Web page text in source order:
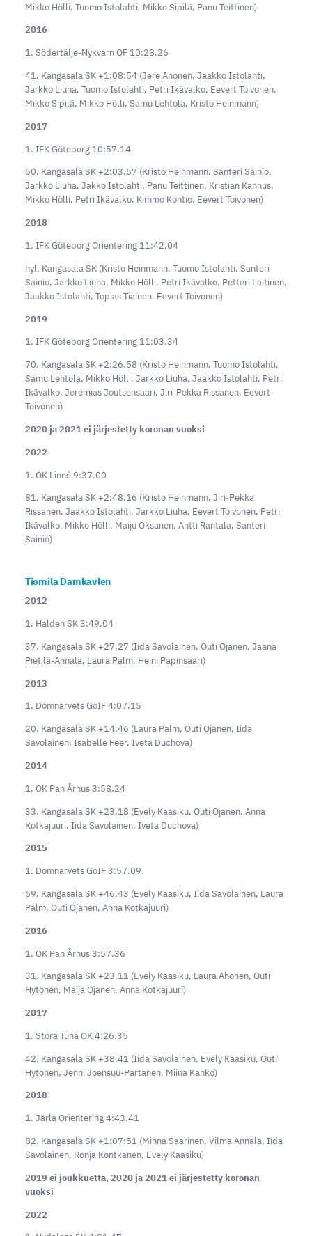
Mikko Hölli, Tuomo Istolahti, Mikko Sipilä, Panu Teittinen)
2016
1. Södertälje-Nykvarn OF 10:28.26
41. Kangasala SK +1:08:54 (Jere Ahonen, Jaakko Istolahti,
Jarkko Liuha, Tuomo Istolahti, Petri Ikävalko, Eevert Toivonen,
Mikko Sipilä, Mikko Hölli, Samu Lehtola, Kristo Heinmann)
2017
1. IFK Göteborg 10:57.14
50. Kangasala SK +2:03.57 (Kristo Heinmann, Santeri Sainio,
Jarkko Liuha, Jakko Istolahti, Panu Teittinen, Kristian Kannus,
Mikko Hölli, Petri Ikävalko, Kimmo Kontio, Eevert Toivonen)
2018
1. IFK Göteborg Orientering 11:42.04
hyl. Kangasala SK (Kristo Heinmann, Tuomo Istolahti, Santeri
Sainio, Jarkko Liuha, Mikko Hölli, Petri Ikävalko, Petteri Laitinen,
Jaakko Istolahti, Topias Tiainen, Eevert Toivonen)
2019
1. IFK Göteborg Orientering 11:03.34
70. Kangasala SK +2:26.58 (Kristo Heinmann, Tuomo Istolahti,
Samu Lehtola, Mikko Hölli, Jarkko Liuha, Jaakko Istolahti, Petri
Ikävalko, Jeremias Joutsensaari, Jiri-Pekka Rissanen, Eevert
Toivonen)
2020 ja 2021 ei järjestetty koronan vuoksi
2022
1. OK Linné 9:37.00
81. Kangasala SK +2:48.16 (Kristo Heinmann, Jiri-Pekka
Rissanen, Jaakko Istolahti, Jarkko Liuha, Eevert Toivonen, Petri
Ikävalko, Mikko Hölli, Maiju Oksanen, Antti Rantala, Santeri
Sainio)
Tiomila Damkavlen
2012
1. Halden SK 3:49.04
37. Kangasala SK +27.27 (Iida Savolainen, Outi Ojanen, Jaana
Pietilä-Annala, Laura Palm, Heini Papinsaari)
2013
1. Domnarvets GoIF 4:07.15
20. Kangasala SK +14.46 (Laura Palm, Outi Ojanen, Iida
Savolainen, Isabelle Feer, Iveta Duchova)
2014
1. OK Pan Århus 3:58.24
33. Kangasala SK +23.18 (Evely Kaasiku, Outi Ojanen, Anna
Kotkajuuri, Iida Savolainen, Iveta Duchova)
2015
1. Domnarvets GoIF 3:57.09
69. Kangasala SK +46.43 (Evely Kaasiku, Iida Savolainen, Laura
Palm, Outi Ojanen, Anna Kotkajuuri)
2016
1. OK Pan Århus 3:57.36
31. Kangasala SK +23.11 (Evely Kaasiku, Laura Ahonen, Outi
Hytönen, Maija Ojanen, Anna Kotkajuuri)
2017
1. Stora Tuna OK 4:26.35
42. Kangasala SK +38.41 (Iida Savolainen, Evely Kaasiku, Outi
Hytönen, Jenni Joensuu-Partanen, Miina Kanko)
2018
1. Järla Orientering 4:43.41
82. Kangasala SK +1:07:51 (Minna Saarinen, Vilma Annala, Iida
Savolainen, Ronja Kontkanen, Evely Kaasiku)
2019 ei joukkuetta, 2020 ja 2021 ei järjestetty koronan
vuoksi
2022